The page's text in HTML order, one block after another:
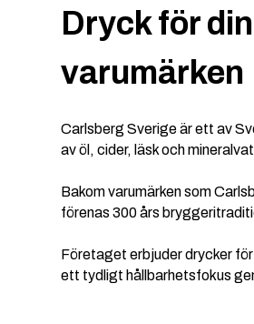
Dryck för
varumärken
Carlsberg Sverige är ett av
av öl, cider, läsk och
Bakom varumärken som
förenas 300 års
Företaget erbjuder drycker
ett tydligt hållbarhetsfokus